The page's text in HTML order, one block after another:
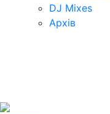
DJ Mixes
Архів